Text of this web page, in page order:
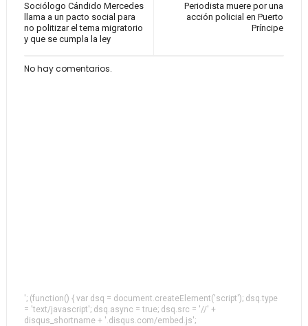
Periodista muere por una
acción policial en Puerto
Príncipe
Sociólogo Cándido Mercedes
llama a un pacto social para
no politizar el tema migratorio
y que se cumpla la ley
No hay comentarios.
'; (function() { var dsq = document.createElement('script'); dsq.type
= 'text/javascript'; dsq.async = true; dsq.src = '//' +
disqus_shortname + '.disqus.com/embed.js';